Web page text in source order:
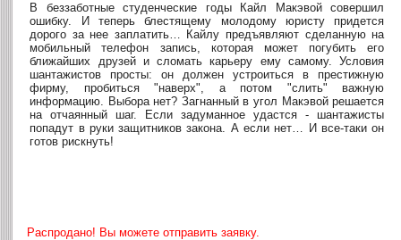
В беззаботные студенческие годы Кайл Макэвой совершил
ошибку. И теперь блестящему молодому юристу придется
дорого за нее заплатить… Кайлу предъявляют сделанную на
мобильный телефон запись, которая может погубить его
ближайших друзей и сломать карьеру ему самому. Условия
шантажистов просты: он должен устроиться в престижную
фирму, пробиться "наверх", а потом "слить" важную
информацию. Выбора нет? Загнанный в угол Макэвой решается
на отчаянный шаг. Если задуманное удастся - шантажисты
попадут в руки защитников закона. А если нет… И все-таки он
готов рискнуть!
Распродано! Вы можете отправить заявку.